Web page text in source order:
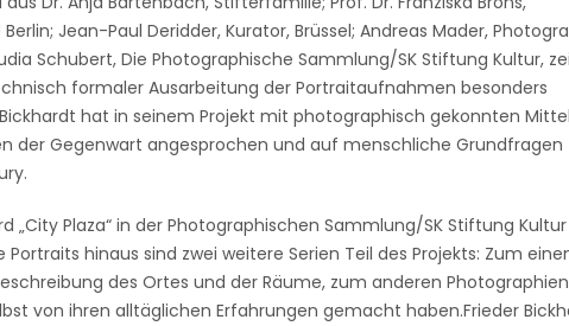
Berlin; Jean-Paul Deridder, Kurator, Brüssel; Andreas Mader,
Schubert, Die Photographische Sammlung/SK Stiftung Kultur,
formaler Ausarbeitung der Portraitaufnahmen besonders
hat in seinem Projekt mit photographisch gekonnten
der Gegenwart angesprochen und auf menschliche Grundfragen
„City Plaza“ in der Photographischen Sammlung/SK Stiftung Kultur
Portraits hinaus sind zwei weitere Serien Teil des Projekts: Zum
des Ortes und der Räume, zum anderen
von ihren alltäglichen Erfahrungen gemacht haben.Frieder